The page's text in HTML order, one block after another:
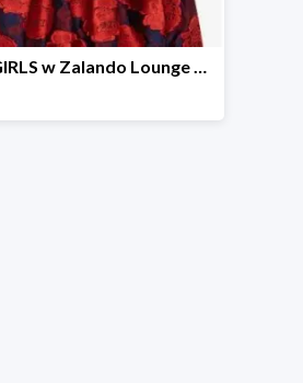
YUMI GIRLS w Zalando Lounge do -79%